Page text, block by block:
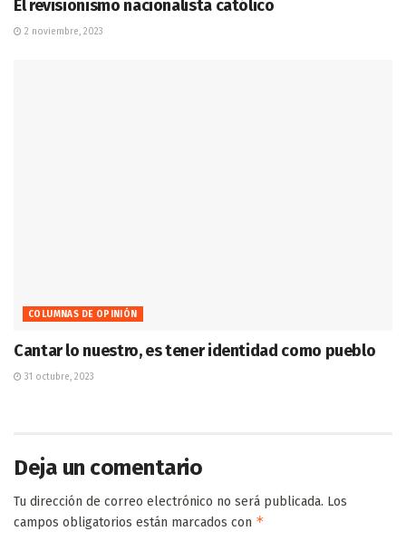
El revisionismo nacionalista católico
2 noviembre, 2023
COLUMNAS DE OPINIÓN
Cantar lo nuestro, es tener identidad como pueblo
31 octubre, 2023
Deja un comentario
Tu dirección de correo electrónico no será publicada. Los
campos obligatorios están marcados con *